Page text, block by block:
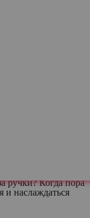
своего
переживают,
нормы, и
из интернета и
становится
важнейший этап
вопросе, мы
физического
двигательного
развенчивает
четкое
важнейшем этапе
на
ручки? Когда пора
и наслаждаться